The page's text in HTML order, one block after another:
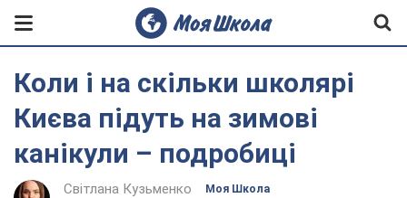
Коли і на скільки школярі
Києва підуть на зимові
канікули – подробиці
Світлана Кузьменко Моя Школа